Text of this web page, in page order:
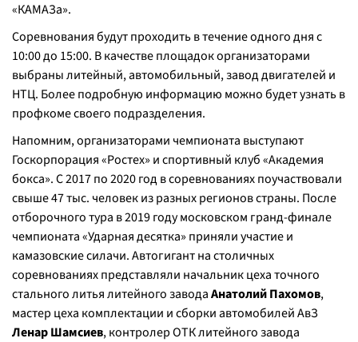
«КАМАЗа».
Соревнования будут проходить в течение одного дня с
10:00 до 15:00. В качестве площадок организаторами
выбраны литейный, автомобильный, завод двигателей и
НТЦ. Более подробную информацию можно будет узнать в
профкоме своего подразделения.
Напомним, организаторами чемпионата выступают
Госкорпорация «Ростех» и спортивный клуб «Академия
бокса». С 2017 по 2020 год в соревнованиях поучаствовали
свыше 47 тыс. человек из разных регионов страны. После
отборочного тура в 2019 году московском гранд-финале
чемпионата «Ударная десятка» приняли участие и
камазовские силачи. Автогигант на столичных
соревнованиях представляли начальник цеха точного
стального литья литейного заводаАнатолий Пахомов,
мастер цеха комплектации и сборки автомобилей АвЗ
Ленар Шамсиев, контролер ОТК литейного завода